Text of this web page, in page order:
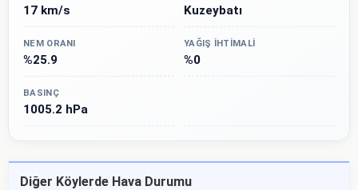
17 km/s Kuzeybatı
NEM ORANI
%25.9
YAĞIŞ İHTIMALI
%0
BASINÇ
1005.2 hPa
Diğer Köylerde Hava Durumu